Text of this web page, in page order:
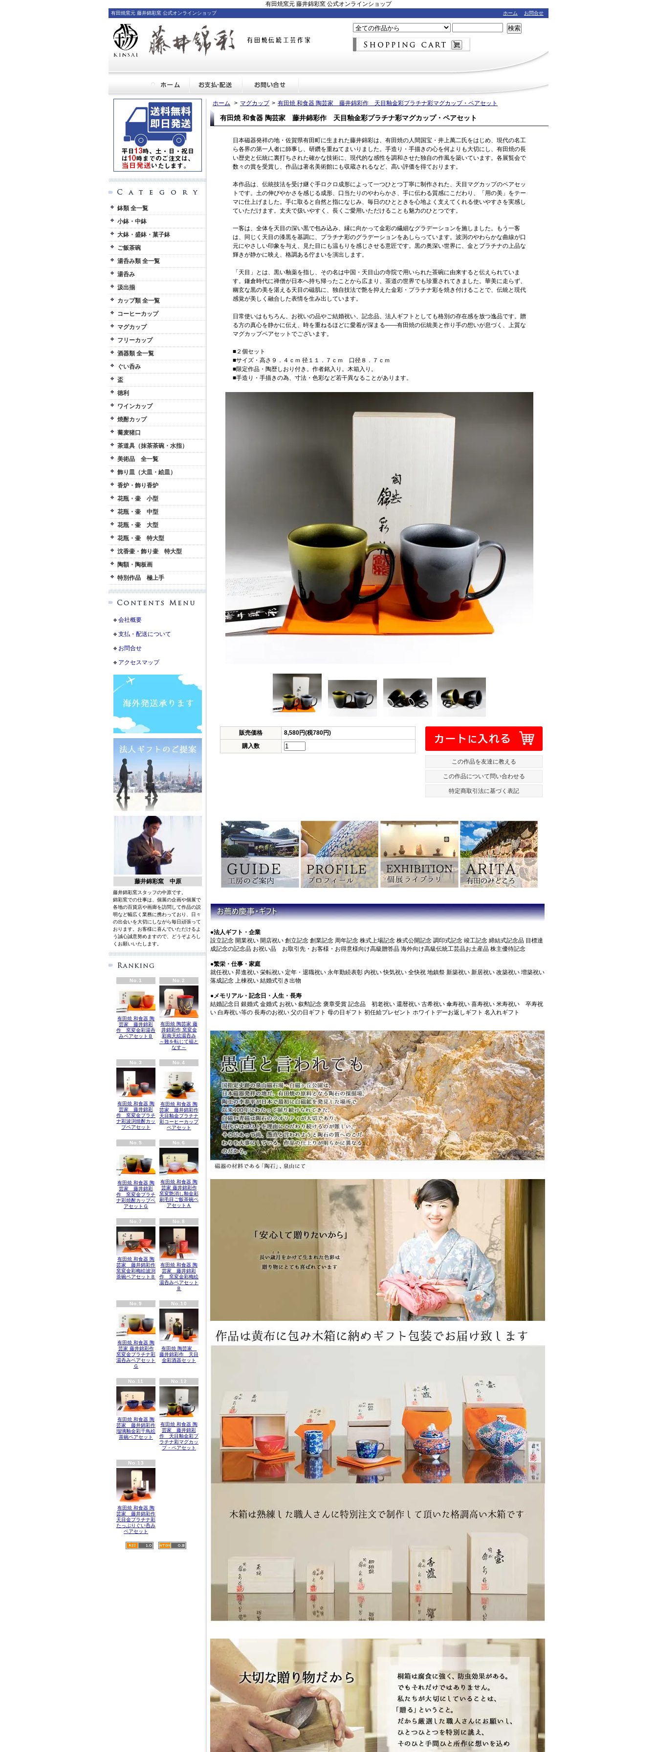
有田焼窯元 藤井錦彩窯 公式オンラインショップ
有田焼窯元 藤井錦彩窯 公式オンラインショップ ホーム お問合せ
検索
鉢類 全一覧
小鉢・中鉢
大鉢・盛鉢・菓子鉢
ご飯茶碗
湯呑み類 全一覧
湯呑み
汲出揃
カップ類 全一覧
コーヒーカップ
マグカップ
フリーカップ
酒器類 全一覧
ぐい呑み
盃
徳利
ワインカップ
焼酎カップ
蕎麦猪口
茶道具（抹茶茶碗・水指）
美術品 全一覧
飾り皿（大皿・絵皿）
香炉・飾り香炉
花瓶・壷 小型
花瓶・壷 中型
花瓶・壷 大型
花瓶・壷 特大型
沈香壷・飾り壷 特大型
陶額・陶板画
特別作品 極上手
会社概要
支払・配送について
お問合せ
アクセスマップ
藤井錦彩窯 中原
藤井錦彩窯スタッフの中原です。
錦彩窯での仕事は、個展の企画や個展で
各地の百貨店や画廊を訪問して作品の説
明など幅広く業務に携わっており、日々
の出会いを大切にしながら毎日頑張って
おります。お客様に喜んでいただけるよ
う誠心誠意努めますので、どうぞよろし
くお願いいたします。
No.1
有田焼 和食器 陶
芸家 藤井錦彩
作 窯変金彩湯呑
みペアセットＢ
No.2
有田焼 陶芸家 藤
井錦彩作 窯変金
彩南天絵湯呑み
～難を転じて福と
なす～
No.3
有田焼 和食器 陶
芸家 藤井錦彩
作 窯変金プラチ
ナ彩波渕焼酎カッ
プペアセット
No.4
有田焼 和食器 陶
芸家 藤井錦彩作
天目釉金プラチナ
彩コーヒーカップ
ペアセット
No.5
有田焼 和食器 陶
芸家 藤井錦彩
作 窯変金プラチ
ナ彩焼酎カップペ
アセットＧ
No.6
有田焼 和食器 陶
芸家 藤井錦彩作
窯変艶消し釉金彩
刷毛目ご飯茶碗ペ
アセットＡ
No.7
有田焼 和食器 陶
芸家 藤井錦彩作
窯変金彩梅絵波渕
茶碗ペアセットＢ
No.8
有田焼 和食器 陶
芸家 藤井錦彩
作 窯変金彩梅絵
湯呑みペアセット
Ｂ
No.9
有田焼 和食器 陶
芸家 藤井錦彩作
窯変金プラチナ彩
湯呑みペアセット
Ｇ
No.10
有田焼 陶芸家
藤井錦彩作 天目
金彩酒器セット
No.11
有田焼 和食器 陶
芸家 藤井錦彩作
瑠璃釉金彩千鳥絵
茶碗ペアセット
No.12
有田焼 和食器 陶
芸家 藤井錦彩
作 天目釉金彩プ
ラチナ彩マグカッ
プ・ペアセット
No.13
有田焼 和食器 陶
芸家 藤井錦彩作
天目金プラチナ彩
たっぷりぐい呑み
ペアセット
ホーム > マグカップ > 有田焼 和食器 陶芸家 藤井錦彩作 天目釉金彩プラチナ彩マグカップ・ペアセット
有田焼 和食器 陶芸家 藤井錦彩作 天目釉金彩プラチナ彩マグカップ・ペアセット
日本磁器発祥の地・佐賀県有田町に生まれた藤井錦彩は、有田焼の人間国宝・井上萬二氏をはじめ、現代の名工
ら各界の第一人者に師事し、研鑽を重ねてまいりました。手造り・手描きの心を何よりも大切にし、有田焼の長
い歴史と伝統に裏打ちされた確かな技術に、現代的な感性を調和させた独自の作風を築いています。各展覧会で
数々の賞を受賞し、作品は著名美術館にも収蔵されるなど、高い評価を得ております。
本作品は、伝統技法を受け継ぐ手ロクロ成形によって一つひとつ丁寧に制作された、天目マグカップのペアセッ
トです。土の伸びやかさを感じる成形、口当たりのやわらかさ、手に伝わる質感にこだわり、「用の美」をテー
マに仕上げました。手に取ると自然と指になじみ、毎日のひとときを心地よく支えてくれる使いやすさを実感し
ていただけます。丈夫で扱いやすく、長くご愛用いただけることも魅力のひとつです。
一客は、全体を天目の深い黒で包み込み、縁に向かって金彩の繊細なグラデーションを施しました。もう一客
は、同じく天目の漆黒を基調に、プラチナ彩のグラデーションをあしらっています。波渕のやわらかな曲線が口
元にやさしい印象を与え、見た目にも温もりを感じさせる意匠です。黒の奥深い世界に、金とプラチナの上品な
輝きが静かに映え、格調ある佇まいを演出します。
「天目」とは、黒い釉薬を指し、その名は中国・天目山の寺院で用いられた茶碗に由来すると伝えられていま
す。鎌倉時代に禅僧が日本へ持ち帰ったことから広まり、茶道の世界でも珍重されてきました。華美に走らず、
幽玄な黒の美を湛える天目の磁肌に、独自技法で艶を抑えた金彩・プラチナ彩を焼き付けることで、伝統と現代
感覚が美しく融合した表情を生み出しています。
日常使いはもちろん、お祝いの品やご結婚祝い、記念品、法人ギフトとしても格別の存在感を放つ逸品です。贈
る方の真心を静かに伝え、時を重ねるほどに愛着が深まる――有田焼の伝統美と作り手の想いが息づく、上質な
マグカップペアセットでございます。
■２個セット
■サイズ・高さ９．４ｃｍ 径１１．７ｃｍ 口径８．７ｃｍ
■限定作品・陶歴しおり付き。作者銘入り。木箱入り。
■手造り・手描きの為、寸法・色彩など若干異なることがあります。
販売価格
8,580円(税780円)
購入数
この作品を友達に教える
この作品について問い合わせる
特定商取引法に基づく表記
●法人ギフト・企業
設立記念 開業祝い 開店祝い 創立記念 創業記念 周年記念 株式上場記念 株式公開記念 調印式記念 竣工記念 締結式記念品 目標達
成記念の記念品 お祝い品 お取引先・お客様・お得意様向け高級贈答品 海外向け高級伝統工芸品お土産品 株主優待記念
●繁栄・仕事・家庭
就任祝い 昇進祝い 栄転祝い 定年・退職祝い 永年勤続表彰 内祝い 快気祝い 全快祝 地鎮祭 新築祝い 新居祝い 改築祝い 増築祝い
落成記念 上棟祝い 結婚式引き出物
●メモリアル・記念日・人生・長寿
結婚記念日 銀婚式 金婚式 お祝い 叙勲記念 褒章受賞 記念品 初老祝い 還暦祝い 古希祝い 傘寿祝い 喜寿祝い 米寿祝い 卒寿祝
い 白寿祝い等の 長寿のお祝い 父の日ギフト 母の日ギフト 初任給プレゼント ホワイトデーお返しギフト 名入れギフト